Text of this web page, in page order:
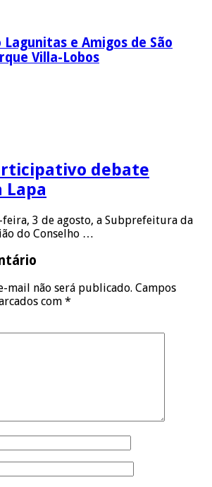
Lagunitas e Amigos de São
Villa-Lobos
debate
Lapa
3 de agosto, a Subprefeitura da
do Conselho …
mail não será publicado. Campos
com *